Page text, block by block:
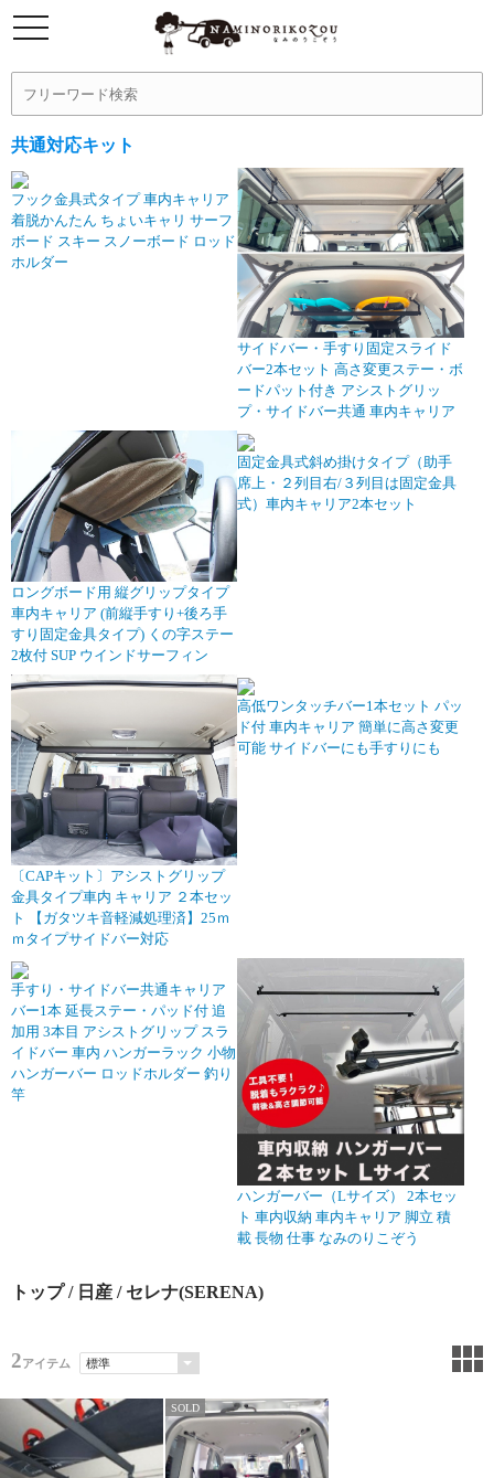
共通対応キット
フック金具式タイプ 車内キャリア
着脱かんたん ちょいキャリ サーフ
ボード スキー スノーボード ロッド
ホルダー
サイドバー・手すり固定スライド
バー2本セット 高さ変更ステー・ボ
ードパット付き アシストグリッ
プ・サイドバー共通 車内キャリア
ロングボード用 縦グリップタイプ
車内キャリア (前縦手すり+後ろ手
すり固定金具タイプ) くの字ステー
2枚付 SUP ウインドサーフィン
固定金具式斜め掛けタイプ（助手
席上・２列目右/３列目は固定金具
式）車内キャリア2本セット
〔CAPキット〕アシストグリップ
金具タイプ車内 キャリア ２本セッ
ト 【ガタツキ音軽減処理済】25ｍ
ｍタイプサイドバー対応
高低ワンタッチバー1本セット パッ
ド付 車内キャリア 簡単に高さ変更
可能 サイドバーにも手すりにも
手すり・サイドバー共通キャリア
バー1本 延長ステー・パッド付 追
加用 3本目 アシストグリップ スラ
イドバー 車内 ハンガーラック 小物
ハンガーバー ロッドホルダー 釣り
竿
ハンガーバー（Lサイズ） 2本セッ
ト 車内収納 車内キャリア 脚立 積
載 長物 仕事 なみのりこぞう
トップ/ 日産 / セレナ(SERENA)
2アイテム
SOLD